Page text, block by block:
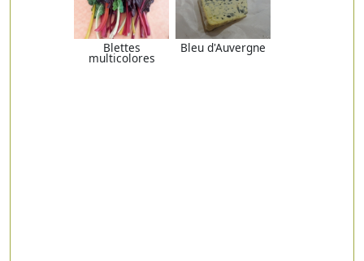
Blettes
multicolores
Bleu d'Auvergne